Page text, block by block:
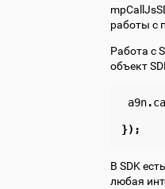
работы с
Работа с
объект
a9n.
});
В SDK
любая